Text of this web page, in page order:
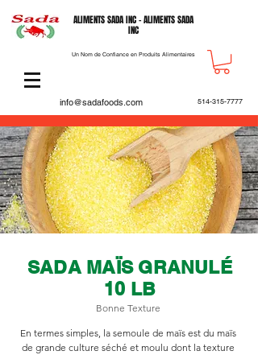
ALIMENTS SADA INC - ALIMENTS SADA
INC
Un Nom de Confiance en Produits Alimentaires
info@sadafoods.com 514-315-7777
SADA MAÏS GRANULÉ
10 LB
Bonne Texture
En termes simples, la semoule de maïs est du maïs
de grande culture séché et moulu dont la texture